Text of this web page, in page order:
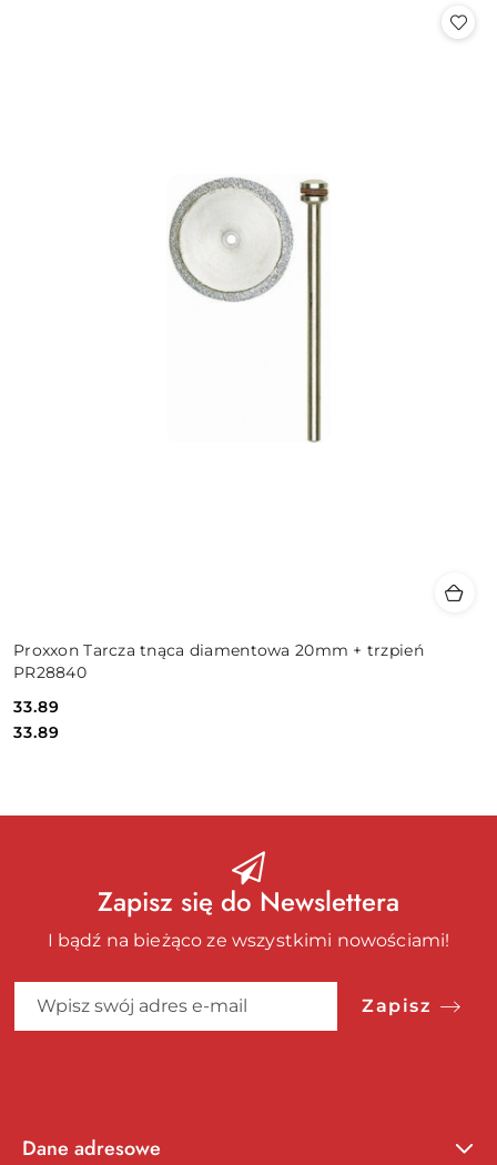
Proxxon Tarcza tnąca diamentowa 20mm + trzpień
PR28840
Cena:
33.89
Cena:
33.89
Zapisz się do Newslettera
I bądź na bieżąco ze wszystkimi nowościami!
Zapisz
Dane adresowe